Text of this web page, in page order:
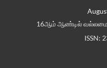
16ஆம் ஆண்டில் வல்லமை
ISSN: